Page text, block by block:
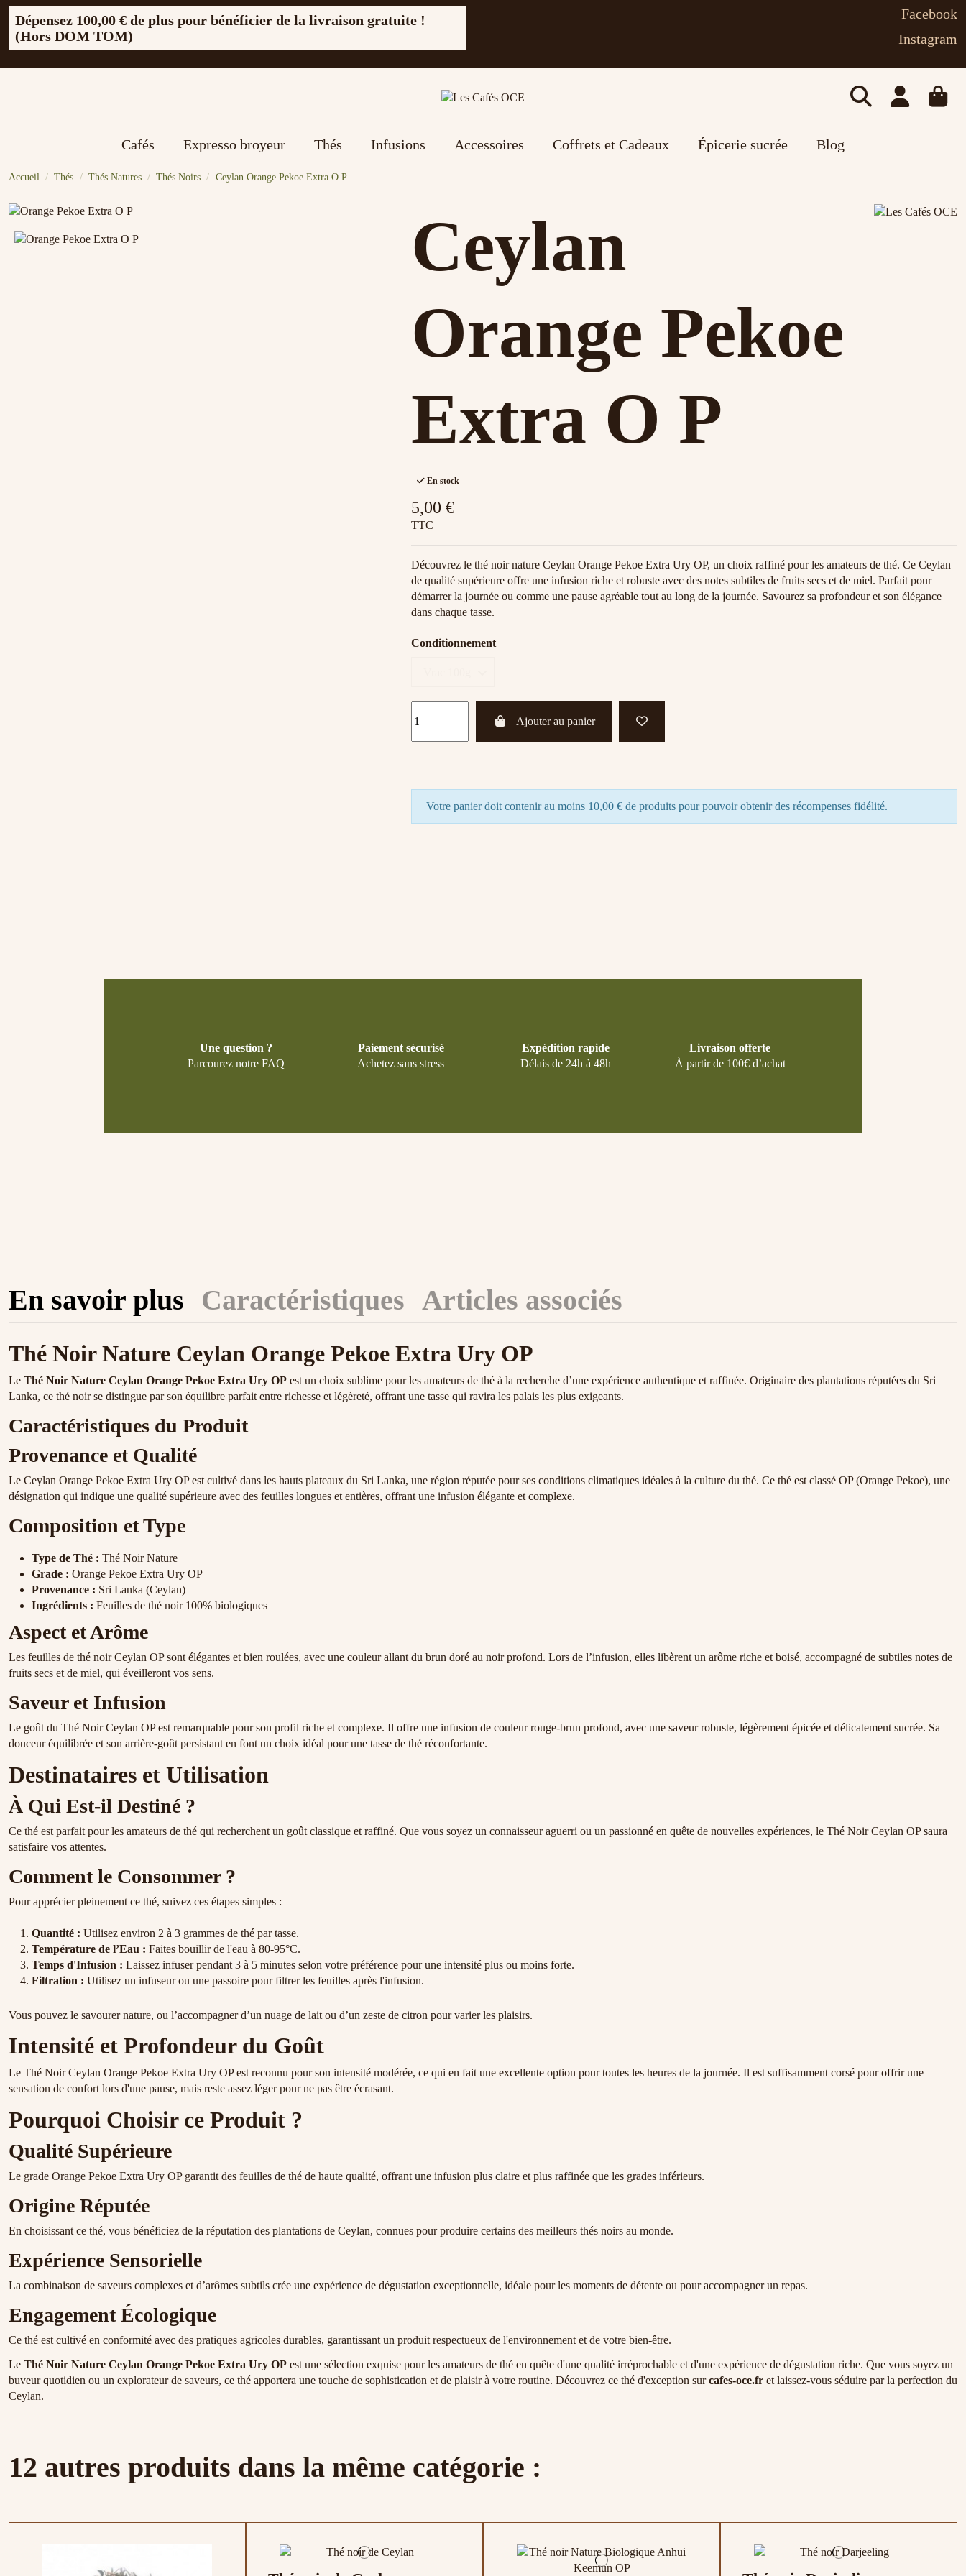
Dépensez 100,00 € de plus pour bénéficier de la livraison gratuite !
(Hors DOM TOM)
Facebook
Instagram
Cafés Expresso broyeur Thés Infusions Accessoires Coffrets et Cadeaux Épicerie sucrée Blog
Accueil Thés Thés Natures Thés Noirs Ceylan Orange Pekoe Extra O P
Ceylan
Orange Pekoe
Extra O P
En stock
5,00 €
TTC
Découvrez le thé noir nature Ceylan Orange Pekoe Extra Ury OP, un choix raffiné pour les amateurs de thé. Ce Ceylan
de qualité supérieure offre une infusion riche et robuste avec des notes subtiles de fruits secs et de miel. Parfait pour
démarrer la journée ou comme une pause agréable tout au long de la journée. Savourez sa profondeur et son élégance
dans chaque tasse.
Conditionnement
Ajouter au panier
Votre panier doit contenir au moins 10,00 € de produits pour pouvoir obtenir des récompenses fidélité.
Une question ?
Parcourez notre FAQ
Paiement sécurisé
Achetez sans stress
Expédition rapide
Délais de 24h à 48h
Livraison offerte
À partir de 100€ d’achat
En savoir plus Caractéristiques Articles associés
Thé Noir Nature Ceylan Orange Pekoe Extra Ury OP
Le Thé Noir Nature Ceylan Orange Pekoe Extra Ury OP est un choix sublime pour les amateurs de thé à la recherche d’une expérience authentique et raffinée. Originaire des plantations réputées du Sri
Lanka, ce thé noir se distingue par son équilibre parfait entre richesse et légèreté, offrant une tasse qui ravira les palais les plus exigeants.
Caractéristiques du Produit
Provenance et Qualité
Le Ceylan Orange Pekoe Extra Ury OP est cultivé dans les hauts plateaux du Sri Lanka, une région réputée pour ses conditions climatiques idéales à la culture du thé. Ce thé est classé OP (Orange Pekoe), une
désignation qui indique une qualité supérieure avec des feuilles longues et entières, offrant une infusion élégante et complexe.
Composition et Type
Type de Thé : Thé Noir Nature
Grade : Orange Pekoe Extra Ury OP
Provenance : Sri Lanka (Ceylan)
Ingrédients : Feuilles de thé noir 100% biologiques
Aspect et Arôme
Les feuilles de thé noir Ceylan OP sont élégantes et bien roulées, avec une couleur allant du brun doré au noir profond. Lors de l’infusion, elles libèrent un arôme riche et boisé, accompagné de subtiles notes de
fruits secs et de miel, qui éveilleront vos sens.
Saveur et Infusion
Le goût du Thé Noir Ceylan OP est remarquable pour son profil riche et complexe. Il offre une infusion de couleur rouge-brun profond, avec une saveur robuste, légèrement épicée et délicatement sucrée. Sa
douceur équilibrée et son arrière-goût persistant en font un choix idéal pour une tasse de thé réconfortante.
Destinataires et Utilisation
À Qui Est-il Destiné ?
Ce thé est parfait pour les amateurs de thé qui recherchent un goût classique et raffiné. Que vous soyez un connaisseur aguerri ou un passionné en quête de nouvelles expériences, le Thé Noir Ceylan OP saura
satisfaire vos attentes.
Comment le Consommer ?
Pour apprécier pleinement ce thé, suivez ces étapes simples :
Quantité : Utilisez environ 2 à 3 grammes de thé par tasse.
Température de l’Eau : Faites bouillir de l'eau à 80-95°C.
Temps d'Infusion : Laissez infuser pendant 3 à 5 minutes selon votre préférence pour une intensité plus ou moins forte.
Filtration : Utilisez un infuseur ou une passoire pour filtrer les feuilles après l'infusion.
Vous pouvez le savourer nature, ou l’accompagner d’un nuage de lait ou d’un zeste de citron pour varier les plaisirs.
Intensité et Profondeur du Goût
Le Thé Noir Ceylan Orange Pekoe Extra Ury OP est reconnu pour son intensité modérée, ce qui en fait une excellente option pour toutes les heures de la journée. Il est suffisamment corsé pour offrir une
sensation de confort lors d'une pause, mais reste assez léger pour ne pas être écrasant.
Pourquoi Choisir ce Produit ?
Qualité Supérieure
Le grade Orange Pekoe Extra Ury OP garantit des feuilles de thé de haute qualité, offrant une infusion plus claire et plus raffinée que les grades inférieurs.
Origine Réputée
En choisissant ce thé, vous bénéficiez de la réputation des plantations de Ceylan, connues pour produire certains des meilleurs thés noirs au monde.
Expérience Sensorielle
La combinaison de saveurs complexes et d’arômes subtils crée une expérience de dégustation exceptionnelle, idéale pour les moments de détente ou pour accompagner un repas.
Engagement Écologique
Ce thé est cultivé en conformité avec des pratiques agricoles durables, garantissant un produit respectueux de l'environnement et de votre bien-être.
Le Thé Noir Nature Ceylan Orange Pekoe Extra Ury OP est une sélection exquise pour les amateurs de thé en quête d'une qualité irréprochable et d'une expérience de dégustation riche. Que vous soyez un
buveur quotidien ou un explorateur de saveurs, ce thé apportera une touche de sophistication et de plaisir à votre routine. Découvrez ce thé d'exception surcafes-oce.fr et laissez-vous séduire par la perfection du
Ceylan.
12 autres produits dans la même catégorie :